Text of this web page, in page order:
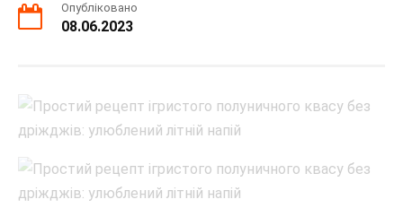
Опубліковано
08.06.2023